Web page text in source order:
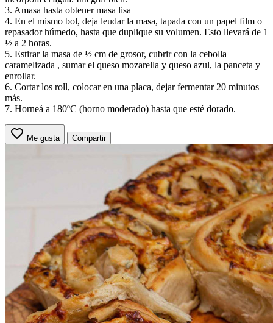
3. Amasa hasta obtener masa lisa
4. En el mismo bol, deja leudar la masa, tapada con un papel film o
repasador húmedo, hasta que duplique su volumen. Esto llevará de 1
½ a 2 horas.
5. Estirar la masa de ½ cm de grosor, cubrir con la cebolla
caramelizada , sumar el queso mozarella y queso azul, la panceta y
enrollar.
6. Cortar los roll, colocar en una placa, dejar fermentar 20 minutos
más.
7. Horneá a 180ºC (horno moderado) hasta que esté dorado.
Me gusta Compartir